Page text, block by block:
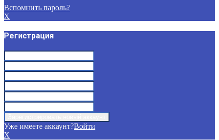
Вспомнить пароль?
X
Регистрация
Уже имеете аккаунт?Войти
X